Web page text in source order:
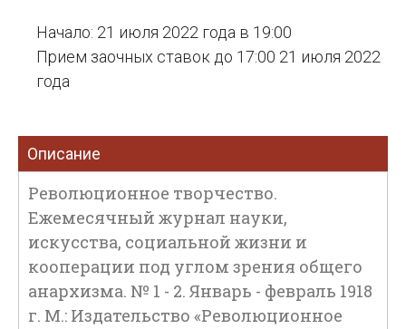
Начало: 21 июля 2022 года в 19:00
Прием заочных ставок до 17:00 21 июля 2022
года
Описание
Революционное творчество.
Ежемесячный журнал науки,
искусства, социальной жизни и
кооперации под углом зрения общего
анархизма. № 1 - 2. Январь - февраль 1918
г. М.: Издательство «Революционное